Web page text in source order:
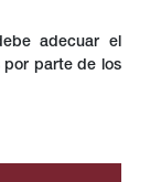
adecuar el
por parte de los